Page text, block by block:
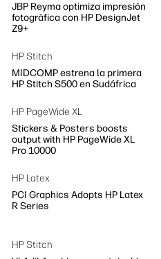
JBP Reyma optimiza impresión
fotográfica con HP DesignJet
Z9+
HP Stitch
MIDCOMP estrena la primera
HP Stitch S500 en Sudáfrica
HP PageWide XL
Stickers & Posters boosts
output with HP PageWide XL
Pro 10000
HP Latex
PCI Graphics Adopts HP Latex
R Series
HP Stitch